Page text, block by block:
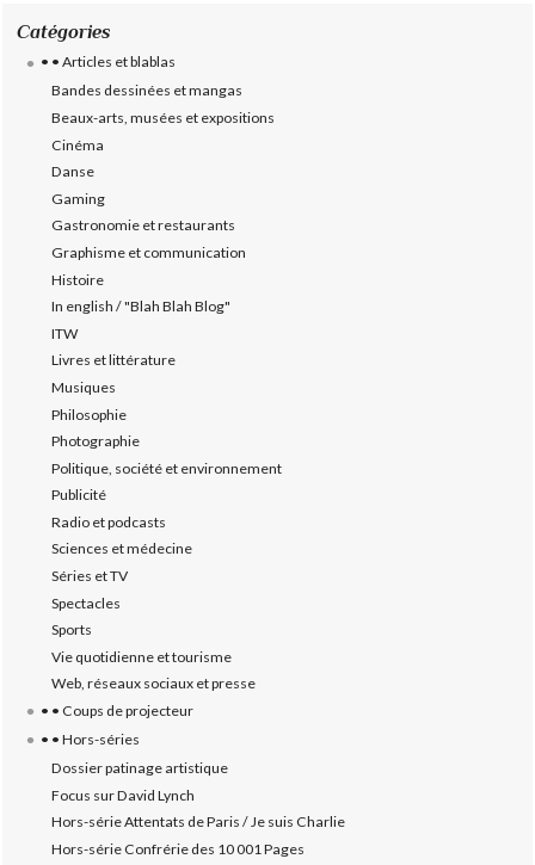
Catégories
• • Articles et blablas
Bandes dessinées et mangas
Beaux-arts, musées et expositions
Cinéma
Danse
Gaming
Gastronomie et restaurants
Graphisme et communication
Histoire
In english / "Blah Blah Blog"
ITW
Livres et littérature
Musiques
Philosophie
Photographie
Politique, société et environnement
Publicité
Radio et podcasts
Sciences et médecine
Séries et TV
Spectacles
Sports
Vie quotidienne et tourisme
Web, réseaux sociaux et presse
• • Coups de projecteur
• • Hors-séries
Dossier patinage artistique
Focus sur David Lynch
Hors-série Attentats de Paris / Je suis Charlie
Hors-série Confrérie des 10 001 Pages